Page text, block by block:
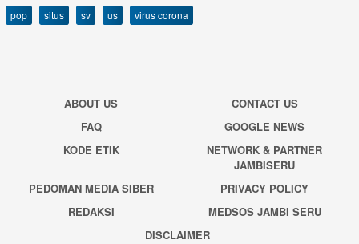
pop
situs sv us virus corona
ABOUT US
CONTACT US
FAQ
GOOGLE NEWS
KODE ETIK
NETWORK & PARTNER
JAMBISERU
PEDOMAN MEDIA SIBER
PRIVACY POLICY
REDAKSI
MEDSOS JAMBI SERU
DISCLAIMER